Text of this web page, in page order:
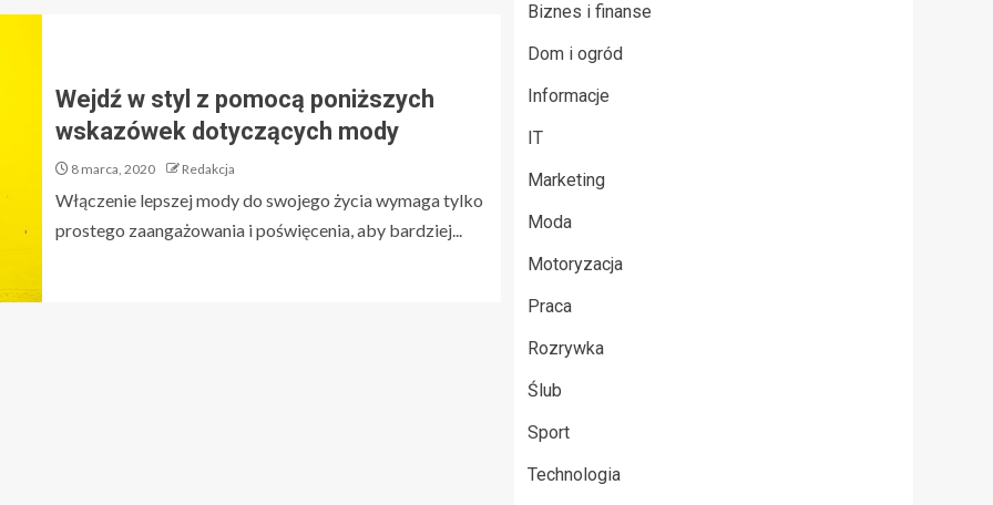
Wejdź w styl z pomocą poniższych
wskazówek dotyczących mody
8 marca, 2020 Redakcja
Włączenie lepszej mody do swojego życia wymaga tylko
prostego zaangażowania i poświęcenia, aby bardziej...
Biznes i finanse
Dom i ogród
Informacje
IT
Marketing
Moda
Motoryzacja
Praca
Rozrywka
Ślub
Sport
Technologia